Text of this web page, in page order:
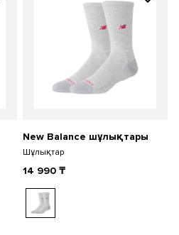
New Balance шұлықтары
Шұлықтар
14 990 ₸